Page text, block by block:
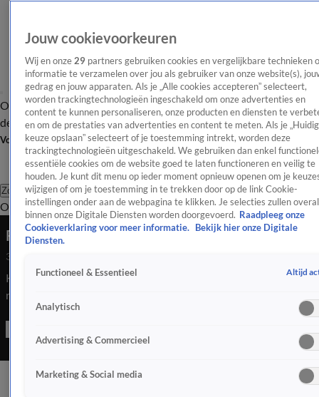
OverzichtAfleveringen Entertainment TV Algemeen
Tip
de redactieNieuwsbrief
Volg Shownieuws
Zoeken
OverzichtEntertainmentSpraakmakendRealityCrimeVideo's
Reacties op kabinetsval
3 juni 2025, 09:54
Kabinet Schoof I is dinsdagochtend gevallen. Dit zijn de
reacties op het nieuws.
Jouw cookievoorkeuren
Wij en onze 29 partners gebruiken cookies en vergelijkbare technieken
informatie te verzamelen over jou als gebruiker van onze website(s),
gedrag en jouw apparaten. Als je „Alle cookies accepteren” selecteert,
worden trackingtechnologieën ingeschakeld om onze advertenties en
content te kunnen personaliseren, onze producten en diensten te
en om de prestaties van advertenties en content te meten. Als je
keuze opslaan” selecteert of je toestemming intrekt, worden deze
trackingtechnologieën uitgeschakeld. We gebruiken dan enkel
essentiële cookies om de website goed te laten functioneren en veilig te
houden. Je kunt dit menu op ieder moment opnieuw openen om je
wijzigen of om je toestemming in te trekken door op de link Cookie-
instellingen onder aan de webpagina te klikken. Je selecties zullen overal
binnen onze Digitale Diensten worden doorgevoerd. Raadpleeg onze
Cookieverklaring voor meer informatie.
Bekijk hier onze Digitale
Diensten.
Functioneel & Essentieel Altijd
Analytisch
Advertising & Commercieel
Marketing & Social media